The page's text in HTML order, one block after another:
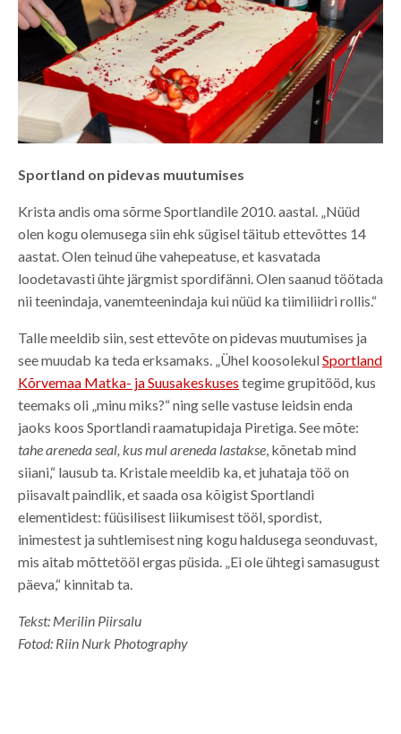
Sportland on pidevas muutumises
Krista andis oma sõrme Sportlandile 2010. aastal. „Nüüd
olen kogu olemusega siin ehk sügisel täitub ettevõttes 14
aastat. Olen teinud ühe vahepeatuse, et kasvatada
loodetavasti ühte järgmist spordifänni. Olen saanud töötada
nii teenindaja, vanemteenindaja kui nüüd ka tiimiliidri rollis.“
Talle meeldib siin, sest ettevõte on pidevas muutumises ja
see muudab ka teda erksamaks. „Ühel koosolekulSportland
Kõrvemaa Matka- ja Suusakeskuses tegime grupitööd, kus
teemaks oli „minu miks?“ ning selle vastuse leidsin enda
jaoks koos Sportlandi raamatupidaja Piretiga. See mõte:
tahe areneda seal, kus mul areneda lastakse, kõnetab mind
siiani,“ lausub ta. Kristale meeldib ka, et juhataja töö on
piisavalt paindlik, et saada osa kõigist Sportlandi
elementidest: füüsilisest liikumisest tööl, spordist,
inimestest ja suhtlemisest ning kogu haldusega seonduvast,
mis aitab mõttetööl ergas püsida. „Ei ole ühtegi samasugust
päeva,“ kinnitab ta.
Tekst: Merilin Piirsalu
Fotod: Riin Nurk Photography